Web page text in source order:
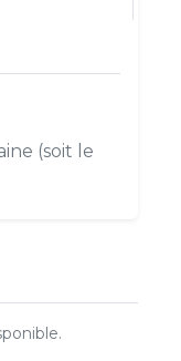
(soit le